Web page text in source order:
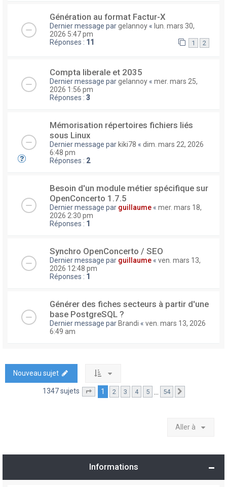
Génération au format Factur-X
Dernier message pargelannoy « lun. mars 30,
2026 5:47 pm
Réponses : 11 1 2
Compta liberale et 2035
Dernier message pargelannoy « mer. mars 25,
2026 1:56 pm
Réponses : 3
Mémorisation répertoires fichiers liés
sous Linux
Dernier message par kiki78 « dim. mars 22, 2026
6:48 pm
Réponses : 2
Besoin d'un module métier spécifique sur
OpenConcerto 1.7.5
Dernier message par guillaume « mer. mars 18,
2026 2:30 pm
Réponses : 1
Synchro OpenConcerto / SEO
Dernier message par guillaume « ven. mars 13,
2026 12:48 pm
Réponses : 1
Générer des fiches secteurs à partir d'une
base PostgreSQL ?
Dernier message par Brandi « ven. mars 13, 2026
6:49 am
Nouveau sujet
1347 sujets Page sur54
1 2 3 4 5 54
Aller à
Informations